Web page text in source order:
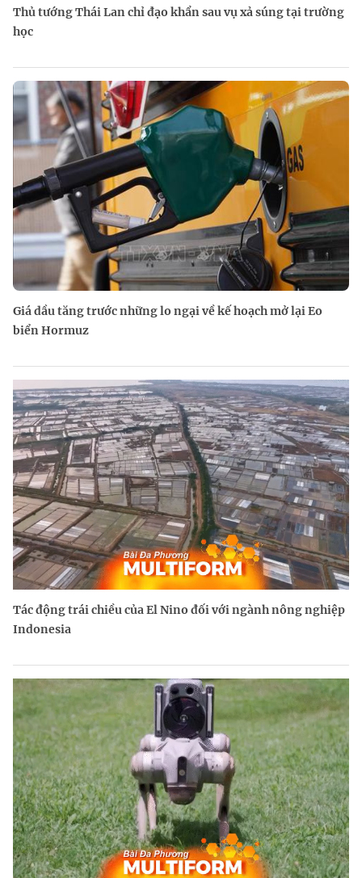
Thủ tướng Thái Lan chỉ đạo khẩn sau vụ xả súng tại trường
học
Giá dầu tăng trước những lo ngại về kế hoạch mở lại Eo
biển Hormuz
Tác động trái chiều của El Nino đối với ngành nông nghiệp
Indonesia